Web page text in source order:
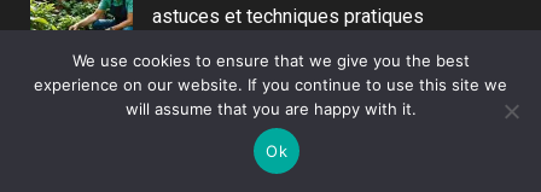
astuces et techniques pratiques
Créer un jardin écologique représente un
engagement concret pour la biodiversité et
l’environnement. Les conseils pour un jardin…
We use cookies to ensure that we give you the best
experience on our website. If you continue to use this site we
will assume that you are happy with it.
Ok